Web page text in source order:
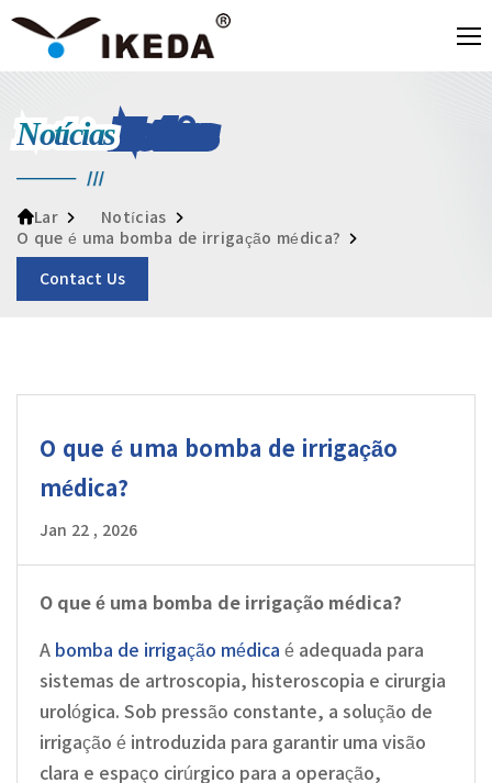
Notícias
Lar
Notícias
O que é uma bomba de irrigação médica?
Contact Us
O que é uma bomba de irrigação
médica?
Jan 22 , 2026
O que é uma bomba de irrigação médica?
A bomba de irrigação médica é adequada para
sistemas de artroscopia, histeroscopia e cirurgia
urológica. Sob pressão constante, a solução de
irrigação é introduzida para garantir uma visão
clara e espaço cirúrgico para a operação,